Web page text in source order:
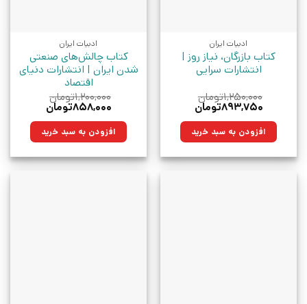
ادبیات ایران
کتاب بازرگان، نیاز روز |
انتشارات سرایی
۱,۲۵۰,۰۰۰تومان
قیمت
۱,۲۵۰,۰۰۰تومان
بود.
۸۹۳,۷۵۰تومان
۸۹۳,۷۵۰تومان.افزودن به سبد خرید
ادبیات ایران
کتاب چالش‌های صنعتی
شدن ایران | انتشارات دنیای
اقتصاد
۱,۲۰۰,۰۰۰تومان
قیمت
۱,۲۰۰,۰۰۰تومان
بود.
۸۵۸,۰۰۰تومان
۸۵۸,۰۰۰تومان.افزودن به سبد خرید